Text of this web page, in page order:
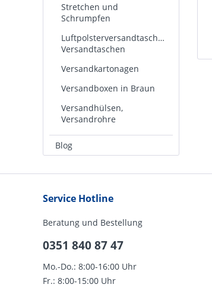
Stretchen und
Schrumpfen
Luftpolsterversandtaschen,
Versandtaschen
Versandkartonagen
Versandboxen in Braun
Versandhülsen,
Versandrohre
Blog
Service Hotline
Beratung und Bestellung
0351 840 87 47
Mo.-Do.: 8:00-16:00 Uhr
Fr.: 8:00-15:00 Uhr